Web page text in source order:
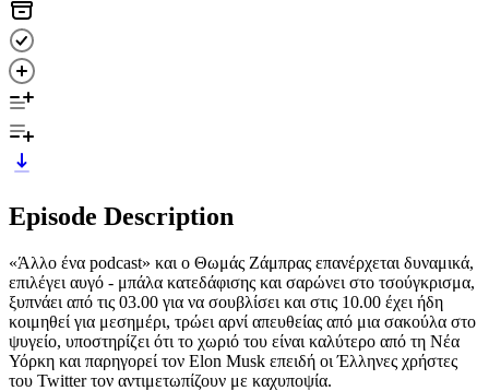
Episode Description
«Άλλο ένα podcast» και ο Θωμάς Ζάμπρας επανέρχεται δυναμικά,
επιλέγει αυγό - μπάλα κατεδάφισης και σαρώνει στο τσούγκρισμα,
ξυπνάει από τις 03.00 για να σουβλίσει και στις 10.00 έχει ήδη
κοιμηθεί για μεσημέρι, τρώει αρνί απευθείας από μια σακούλα στο
ψυγείο, υποστηρίζει ότι το χωριό του είναι καλύτερο από τη Νέα
Υόρκη και παρηγορεί τον Elon Musk επειδή οι Έλληνες χρήστες
του Twitter τον αντιμετωπίζουν με καχυποψία.